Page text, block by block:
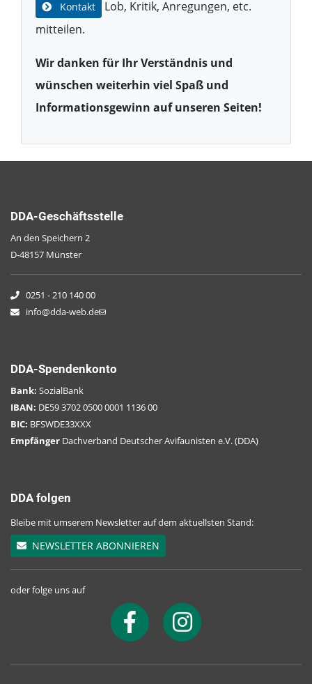
Kontakt
Lob, Kritik, Anregungen, etc.
mitteilen.
Wir danken für Ihr Verständnis und
wünschen weiterhin viel Spaß und
Informationsgewinn auf unseren Seiten!
DDA-Geschäftsstelle
An den Speichern 2
D-48157 Münster
0251 - 210 140 00
info@dda-web.de
DDA-Spendenkonto
Bank: SozialBank
IBAN: DE59 3702 0500 0001 1136 00
BIC: BFSWDE33XXX
Empfänger Dachverband Deutscher Avifaunisten e.V. (DDA)
DDA folgen
Bleibe mit umserem Newsletter auf dem aktuellsten Stand:
NEWSLETTER ABONNIEREN
oder folge uns auf